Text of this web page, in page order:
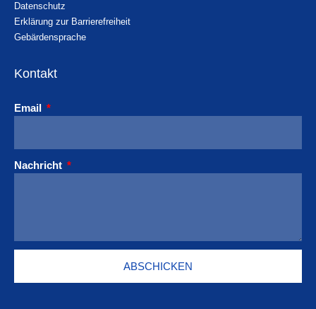
Datenschutz
Erklärung zur Barrierefreiheit
Gebärdensprache
Kontakt
Email
Nachricht
ABSCHICKEN